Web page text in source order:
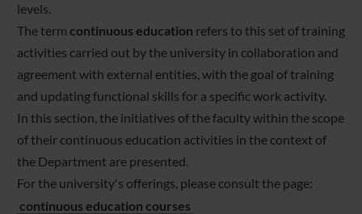
levels.
The term continuous education refers to this set of training
activities carried out by the university in collaboration and
agreement with external entities, with the goal of training
and updating functional skills for a specific work activity.
In this section, the initiatives of the faculty within the scope
of their continuous education activities in the context of
the Department are presented.
For the university's offerings, please consult the page:
continuous education courses